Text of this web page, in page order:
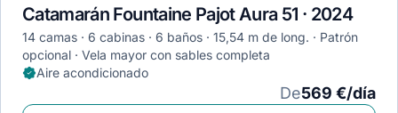
Catamarán Fountaine Pajot Aura 51 · 2024
14 camas 6 cabinas 6 baños 15,54 m de long.
Patrón
opcional
Vela mayor con sables completa
Aire acondicionado
De569 €/día